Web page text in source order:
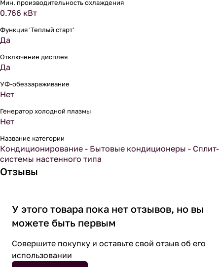
Мин. производительность охлаждения
0.766 кВт
Функция 'Теплый старт'
Да
Отключение дисплея
Да
УФ-обеззараживание
Нет
Генератор холодной плазмы
Нет
Название категории
Кондиционирование - Бытовые кондиционеры - Сплит-
системы настенного типа
Отзывы
У этого товара пока нет отзывов, но вы
можете быть первым
Совершите покупку и оставьте свой отзыв об его
использовании